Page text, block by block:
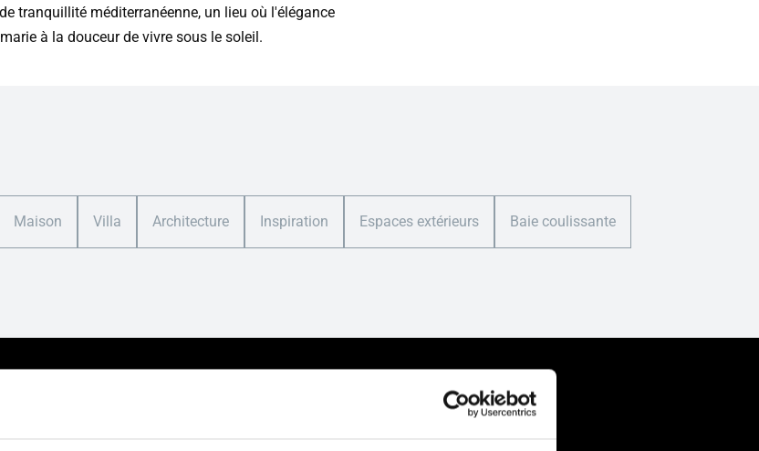
tranquillité méditerranéenne, un lieu où l'élégance
à la douceur de vivre sous le soleil.
Maison Villa Architecture Inspiration Espaces extérieurs Baie coulissante